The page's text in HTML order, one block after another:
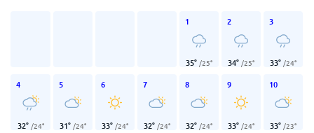
1
35° /25°
2
34° /25°
3
33° /24°
4
32° /24°
5
31° /24°
6
33° /24°
7
32° /24°
8
32° /24°
9
33° /24°
10
33° /23°